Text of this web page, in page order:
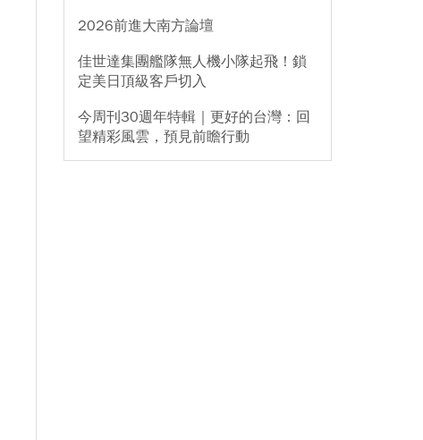
2026前進大南方論壇
佳世達集團艦隊無人機小隊起飛！鎖
定美日頂級客戶切入
今周刊30週年特輯｜更好的台灣：回
望精彩風雲，預見前瞻行動